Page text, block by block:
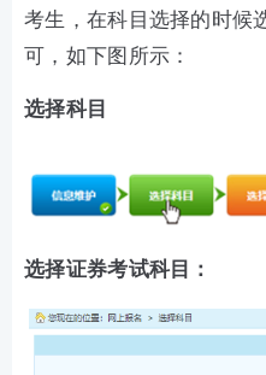
考生，在科目选择的时候
可，如下图所示：
选择科目
选择证券考试科目：